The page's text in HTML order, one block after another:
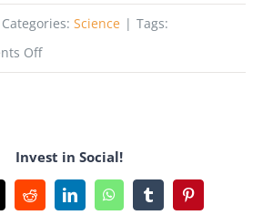
Categories: Science | Tags:
Offon
–
আগামীকাল
Invest in Social!
RedditLinkedInWhatsAppTumblrPinterest